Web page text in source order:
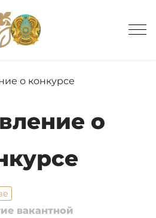
о конкурсе
о
вакантной